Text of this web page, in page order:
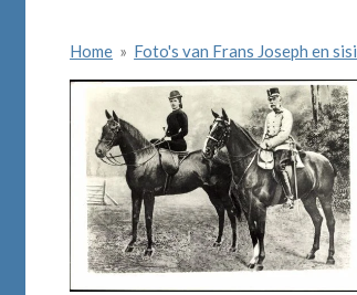
Home » Foto's van Frans Joseph en sisi